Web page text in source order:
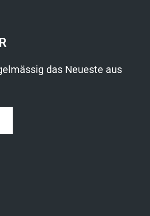
das Neueste aus